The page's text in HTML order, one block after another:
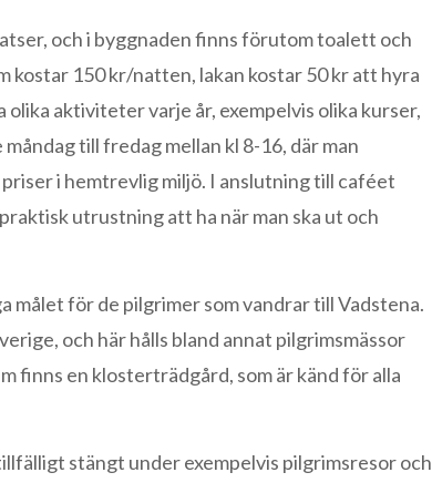
och i byggnaden finns förutom toalett och
kostar 150 kr/natten, lakan kostar 50 kr att hyra
aktiviteter varje år, exempelvis olika kurser,
till fredag mellan kl 8-16, där man
i hemtrevlig miljö. I anslutning till caféet
utrustning att ha när man ska ut och
för de pilgrimer som vandrar till Vadstena.
och här hålls bland annat pilgrimsmässor
finns en klosterträdgård, som är känd för alla
stängt under exempelvis pilgrimsresor och